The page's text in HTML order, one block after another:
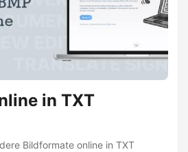
in TXT
Bildformate online in TXT